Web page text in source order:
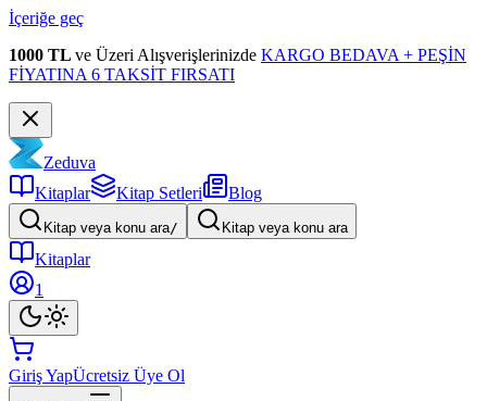
İçeriğe geç
1000 TL ve Üzeri Alışverişlerinizde KARGO BEDAVA + PEŞİN
FİYATINA 6 TAKSİT FIRSATI
Zeduva
Kitaplar
Kitap Setleri Blog
Kitap veya konu ara/ Kitap veya konu ara
Kitaplar
1
Giriş YapÜcretsiz Üye Ol